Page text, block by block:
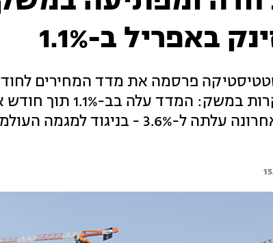
באפריל ב-1.1%
פרסמה את מדד המחירים
חל זינוק חד בהתייקרות
האינפלציה בשנה האחרונה עלתה ל-3.6% -